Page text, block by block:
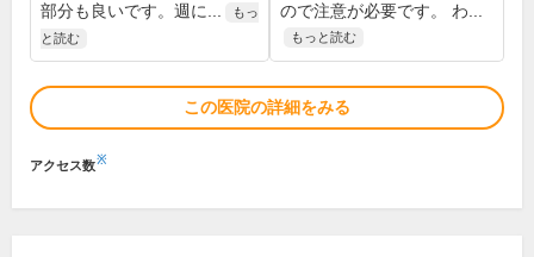
部分も良いです。週に...
もっ
と読む
ので注意が必要です。 わ...
もっと読む
この医院の詳細をみる
アクセス数※